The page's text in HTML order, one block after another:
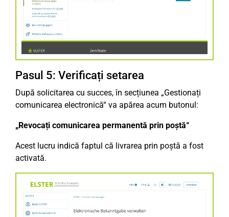
Pasul 5: Verificați setarea
După solicitarea cu succes, în secțiunea „Gestionați
comunicarea electronică“ va apărea acum butonul:
„Revocați comunicarea permanentă prin poștă“
Acest lucru indică faptul că livrarea prin poștă a fost
activată.